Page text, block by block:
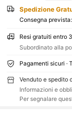
Spedizione
Consegna prevista:
Resi gratuiti entro
Subordinato alla
Pagamenti sicuri ·
Venduto e spedito
Informazioni e
Per segnalare